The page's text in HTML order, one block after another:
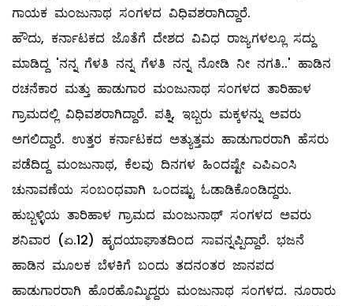
ಗಾಯಕ ಮಂಜುನಾಥ ಸಂಗಳದ ವಿಧಿವಶರಾಗಿದ್ದಾರೆ.
ಹೌದು, ಕರ್ನಾಟಕದ ಜೊತೆಗೆ ದೇಶದ ವಿವಿಧ ರಾಜ್ಯಗಳಲ್ಲೂ ಸದ್ದು
ಮಾಡಿದ್ದ 'ನನ್ನ ಗೆಳತಿ ನನ್ನ ಗೆಳತಿ ನನ್ನ ನೋಡಿ ನೀ ನಗತಿ..' ಹಾಡಿನ
ರಚನೆಕಾರ ಮತ್ತು ಹಾಡುಗಾರ ಮಂಜುನಾಥ ಸಂಗಳದ ತಾರಿಹಾಳ
ಗ್ರಾಮದಲ್ಲಿ ವಿಧಿವಶರಾಗಿದ್ದಾರೆ. ಪತ್ನಿ, ಇಬ್ಬರು ಮಕ್ಕಳನ್ನು ಅವರು
ಅಗಲಿದ್ದಾರೆ. ಉತ್ತರ ಕರ್ನಾಟಕದ ಅತ್ಯುತ್ತಮ ಹಾಡುಗಾರರಾಗಿ ಹೆಸರು
ಪಡೆದಿದ್ದ ಮಂಜುನಾಥ, ಕೆಲವು ದಿನಗಳ ಹಿಂದಷ್ಟೇ ಎಪಿಎಂಸಿ
ಚುನಾವಣೆಯ ಸಂಬಂಧವಾಗಿ ಒಂದಷ್ಟು ಓಡಾಡಿಕೊಂಡಿದ್ದರು.
ಹುಬ್ಬಳ್ಳಿಯ ತಾರಿಹಾಳ ಗ್ರಾಮದ ಮಂಜುನಾಥ್ ಸಂಗಳದ ಅವರು
ಶನಿವಾರ (ಏ.12) ಹೃದಯಾಘಾತದಿಂದ ಸಾವನ್ನಪ್ಪಿದ್ದಾರೆ. ಭಜನೆ
ಹಾಡಿನ ಮೂಲಕ ಬೆಳಕಿಗೆ ಬಂದು ತದನಂತರ ಜಾನಪದ
ಹಾಡುಗಾರರಾಗಿ ಹೊರಹೊಮ್ಮಿದ್ದರು ಮಂಜುನಾಥ ಸಂಗಳದ. ನೂರಾರು